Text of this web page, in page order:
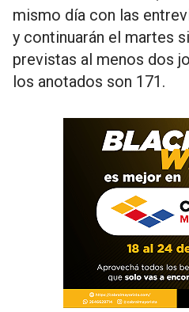
mismo día con las
y continuarán el martes
previstas al menos dos
los anotados son 171.